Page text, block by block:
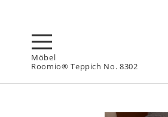
Möbel
Roomio® Teppich No. 8302